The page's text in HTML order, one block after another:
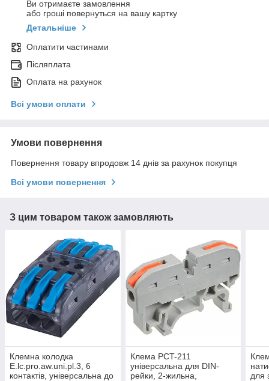
Ви отримаєте замовлення
або гроші повернуться на вашу картку
Детальніше
Оплатити частинами
Післяплата
Оплата на рахунок
Всі умови оплати
Умови повернення
Повернення товару впродовж 14 днів за рахунок покупця
Всі умови повернення
З цим товаром також замовляють
Клемна колодка
E.lc.pro.aw.uni.pl.3, 6
контактів, універсальна до
Клема PCT-211
універсальна для DIN-
рейки, 2-жильна,
для